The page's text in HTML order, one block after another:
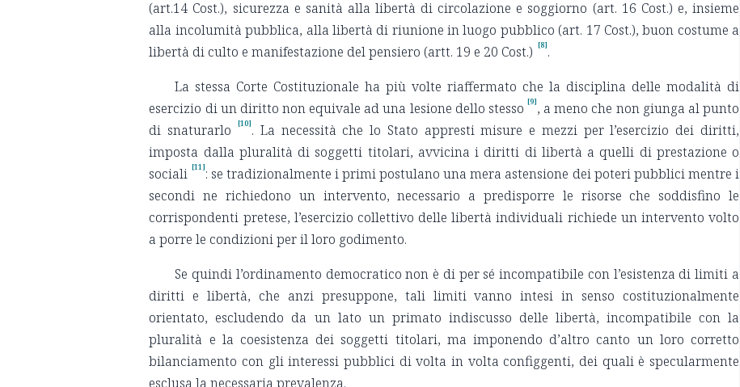
(art.14 Cost.), sicurezza e sanità alla libertà di circolazione e soggiorno (art. 16 Cost.) e, insieme
alla incolumità pubblica, alla libertà di riunione in luogo pubblico (art. 17 Cost.), buon costume a
libertà di culto e manifestazione del pensiero (artt. 19 e 20 Cost.) [8].
La stessa Corte Costituzionale ha più volte riaffermato che la disciplina delle modalità di
esercizio di un diritto non equivale ad una lesione dello stesso [9], a meno che non giunga al punto
di snaturarlo
[10]. La necessità che lo Stato appresti misure e mezzi per l’esercizio dei diritti,
imposta dalla pluralità di soggetti titolari, avvicina i diritti di libertà a quelli di prestazione o
sociali [11]: se tradizionalmente i primi postulano una mera astensione dei poteri pubblici mentre i
secondi ne richiedono un intervento, necessario a predisporre le risorse che soddisfino le
corrispondenti pretese, l’esercizio collettivo delle libertà individuali richiede un intervento volto
a porre le condizioni per il loro godimento.
Se quindi l’ordinamento democratico non è di per sé incompatibile con l’esistenza di limiti a
diritti e libertà, che anzi presuppone, tali limiti vanno intesi in senso costituzionalmente
orientato, escludendo da un lato un primato indiscusso delle libertà, incompatibile con la
pluralità e la coesistenza dei soggetti titolari, ma imponendo d’altro canto un loro corretto
bilanciamento con gli interessi pubblici di volta in volta configgenti, dei quali è specularmente
esclusa la necessaria prevalenza.